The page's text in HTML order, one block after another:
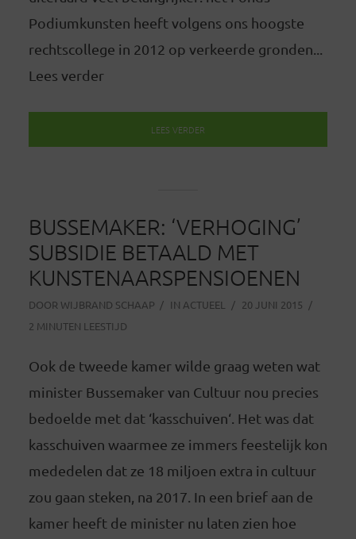
Podiumkunsten heeft volgens ons hoogste
rechtscollege in 2012 op verkeerde gronden...
Lees verder
LEES VERDER
BUSSEMAKER: ‘VERHOGING’
SUBSIDIE BETAALD MET
KUNSTENAARSPENSIOENEN
DOOR WIJBRAND SCHAAP IN ACTUEEL
20 JUNI 2015
2 MINUTEN LEESTIJD
Ook de tweede kamer wilde graag weten wat
minister Bussemaker van Cultuur nou precies
bedoelde met dat ‘kasschuiven‘. Het was dat
kasschuiven waarmee ze immers feestelijk kon
mededelen dat ze 18 miljoen extra in cultuur
zou gaan steken, na 2017. In een brief aan de
kamer heeft de minister nu laten zien hoe